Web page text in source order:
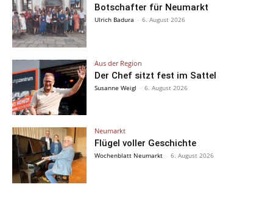
Botschafter für Neumarkt
Ulrich Badura - 6. August 2026
Aus der Region
Der Chef sitzt fest im Sattel
Susanne Weigl - 6. August 2026
Neumarkt
Flügel voller Geschichte
Wochenblatt Neumarkt - 6. August 2026